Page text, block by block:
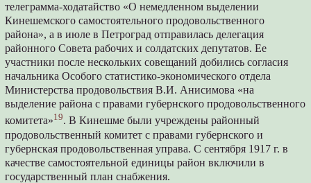
телеграмма-ходатайство «О немедленном выделении
Кинешемского самостоятельного продовольственного
района», а в июле в Петроград отправилась делегация
районного Совета рабочих и солдатских депутатов. Ее
участники после нескольких совещаний добились согласия
начальника Особого статистико-экономического отдела
Министерства продовольствия В.И. Анисимова «на
выделение района с правами губернского продовольственного
комитета»19. В Кинешме были учреждены районный
продовольственный комитет с правами губернского и
губернская продовольственная управа. С сентября 1917 г. в
качестве самостоятельной единицы район включили в
государственный план снабжения.